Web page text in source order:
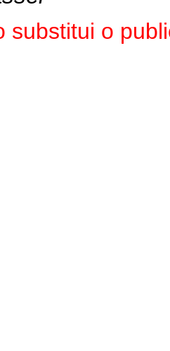
substitui o